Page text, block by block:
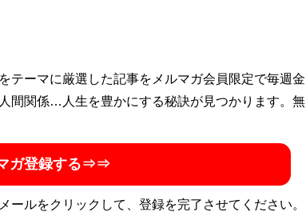
テーマに厳選した記事をメルマガ会員限定で毎週金
間関係…人生を豊かにする秘訣が見つかります。無
ガ登録する⇒⇒
ルをクリックして、登録を完了させてください。